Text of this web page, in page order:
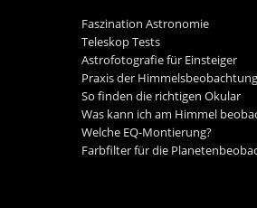
Faszination Astronomie
Teleskop Tests
Astrofotografie für Einsteiger
Praxis der Himmelsbeobachtung
So finden die richtigen Okular
Was kann ich am Himmel
Welche EQ-Montierung?
Farbfilter für die